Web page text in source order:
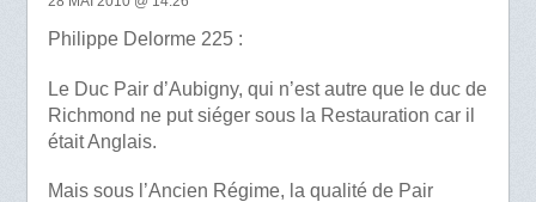
Philippe Delorme 225 :
Le Duc Pair d’Aubigny, qui n’est autre que le duc de
Richmond ne put siéger sous la Restauration car il
était Anglais.
Mais sous l’Ancien Régime, la qualité de Pair